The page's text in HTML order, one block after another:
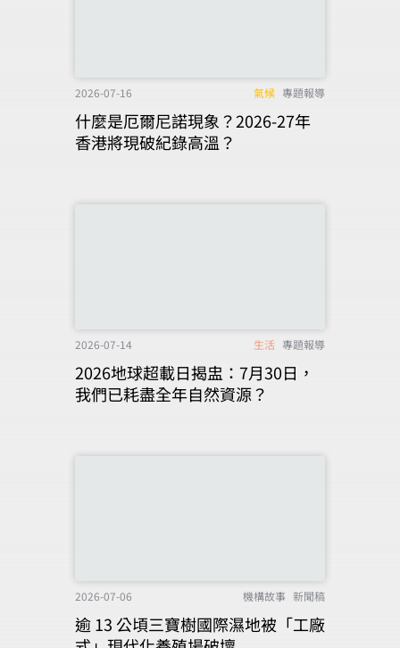
2026-07-16 氣候 專題報導
什麼是厄爾尼諾現象？2026-27年
香港將現破紀錄高溫？
2026-07-14 生活 專題報導
2026地球超載日揭盅：7月30日，
我們已耗盡全年自然資源？
2026-07-06 機構故事 新聞稿
逾 13 公頃三寶樹國際濕地被「工廠